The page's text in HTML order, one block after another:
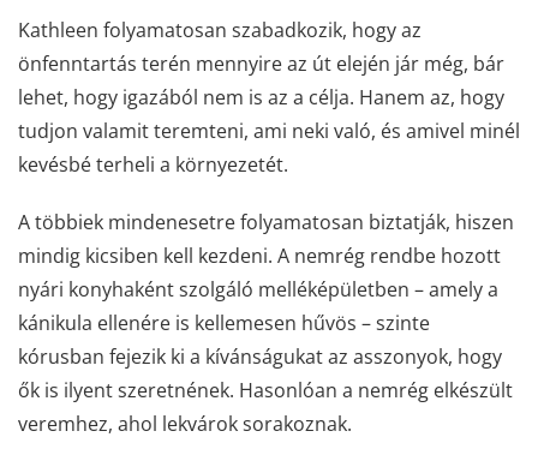
Kathleen folyamatosan szabadkozik, hogy az
önfenntartás terén mennyire az út elején jár még, bár
lehet, hogy igazából nem is az a célja. Hanem az, hogy
tudjon valamit teremteni, ami neki való, és amivel minél
kevésbé terheli a környezetét.
A többiek mindenesetre folyamatosan biztatják, hiszen
mindig kicsiben kell kezdeni. A nemrég rendbe hozott
nyári konyhaként szolgáló melléképületben – amely a
kánikula ellenére is kellemesen hűvös – szinte
kórusban fejezik ki a kívánságukat az asszonyok, hogy
ők is ilyent szeretnének. Hasonlóan a nemrég elkészült
veremhez, ahol lekvárok sorakoznak.